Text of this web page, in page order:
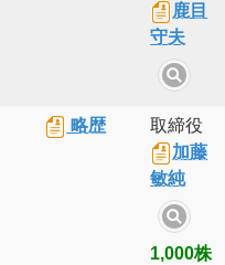
鹿目
守夫
略歴
取締役
加藤
敏純
1,000株